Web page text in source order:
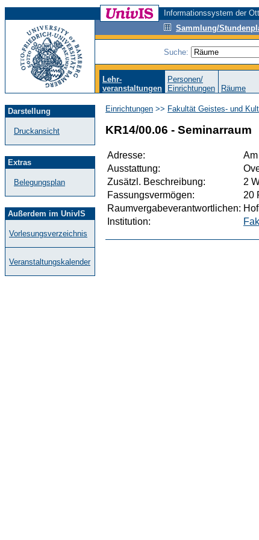
Informationssystem der
Sammlung/
Suche:
Lehr-
veranstaltungen
Personen/
Einrichtungen
Räume
Darstellung
Druckansicht
Extras
Belegungsplan
Außerdem im UnivIS
Vorlesungsverzeichnis
Veranstaltungskalender
Einrichtungen >> Fakultät Geistes- und
KR14/00.06 - Seminarraum
Adresse:
Ausstattung:
Zusätzl. Beschreibung:
2
Fassungsvermögen:
20
Raumvergabeverantwortlichen:
Institution: